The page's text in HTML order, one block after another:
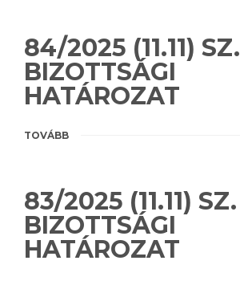
84/2025 (11.11) SZ.
BIZOTTSÁGI
HATÁROZAT
TOVÁBB
83/2025 (11.11) SZ.
BIZOTTSÁGI
HATÁROZAT